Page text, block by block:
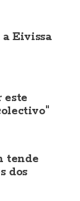
Eivissa
este
tende
dos